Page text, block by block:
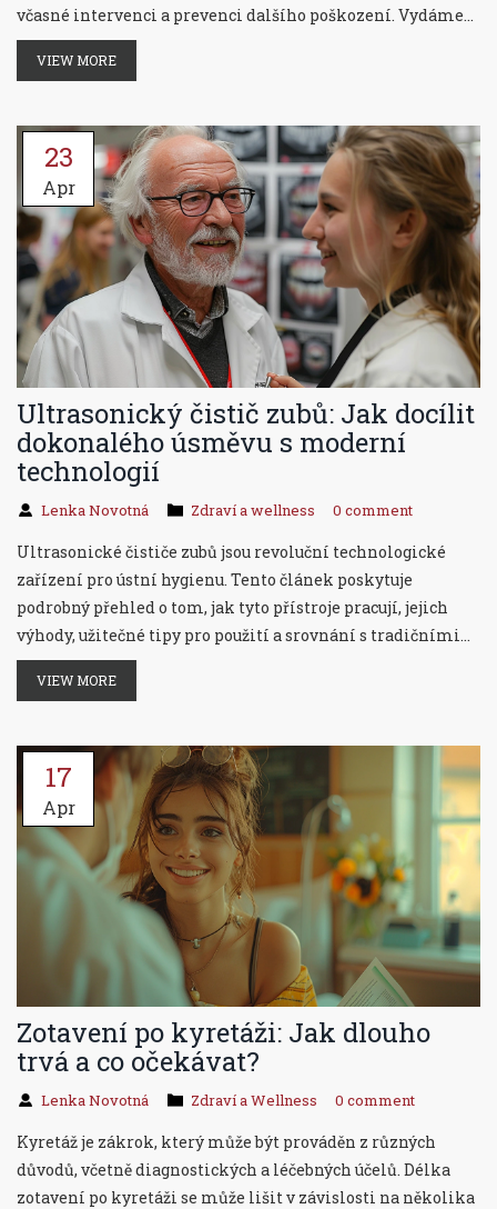
včasné intervenci a prevenci dalšího poškození. Vydáme
se i na průzkum metody, jak můžete předcházet vzniku
zubního kazu, což je stejně důležité jako jeho rozpoznávání.
VIEW MORE
23
Apr
Ultrasonický čistič zubů: Jak docílit
dokonalého úsměvu s moderní
technologií
Lenka Novotná Zdraví a wellness 0 comment
Ultrasonické čističe zubů jsou revoluční technologické
zařízení pro ústní hygienu. Tento článek poskytuje
podrobný přehled o tom, jak tyto přístroje pracují, jejich
výhody, užitečné tipy pro použití a srovnání s tradičními
metodami čištění zubů. Zjistěte, jak můžete změnit svou
rutinu péče o zuby a dosáhnout lepšího zdraví ústní dutiny
VIEW MORE
17
Apr
Zotavení po kyretáži: Jak dlouho
trvá a co očekávat?
Lenka Novotná Zdraví a Wellness 0 comment
Kyretáž je zákrok, který může být prováděn z různých
důvodů, včetně diagnostických a léčebných účelů. Délka
zotavení po kyretáži se může lišit v závislosti na několika